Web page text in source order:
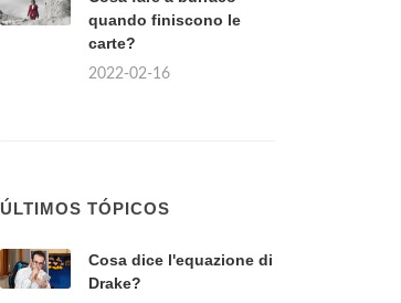
quando finiscono le
carte?
2022-02-16
ÚLTIMOS TÓPICOS
Cosa dice l'equazione di
Drake?